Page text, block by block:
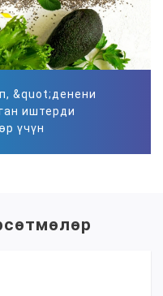
&quot;денени
иштерди
үчүн